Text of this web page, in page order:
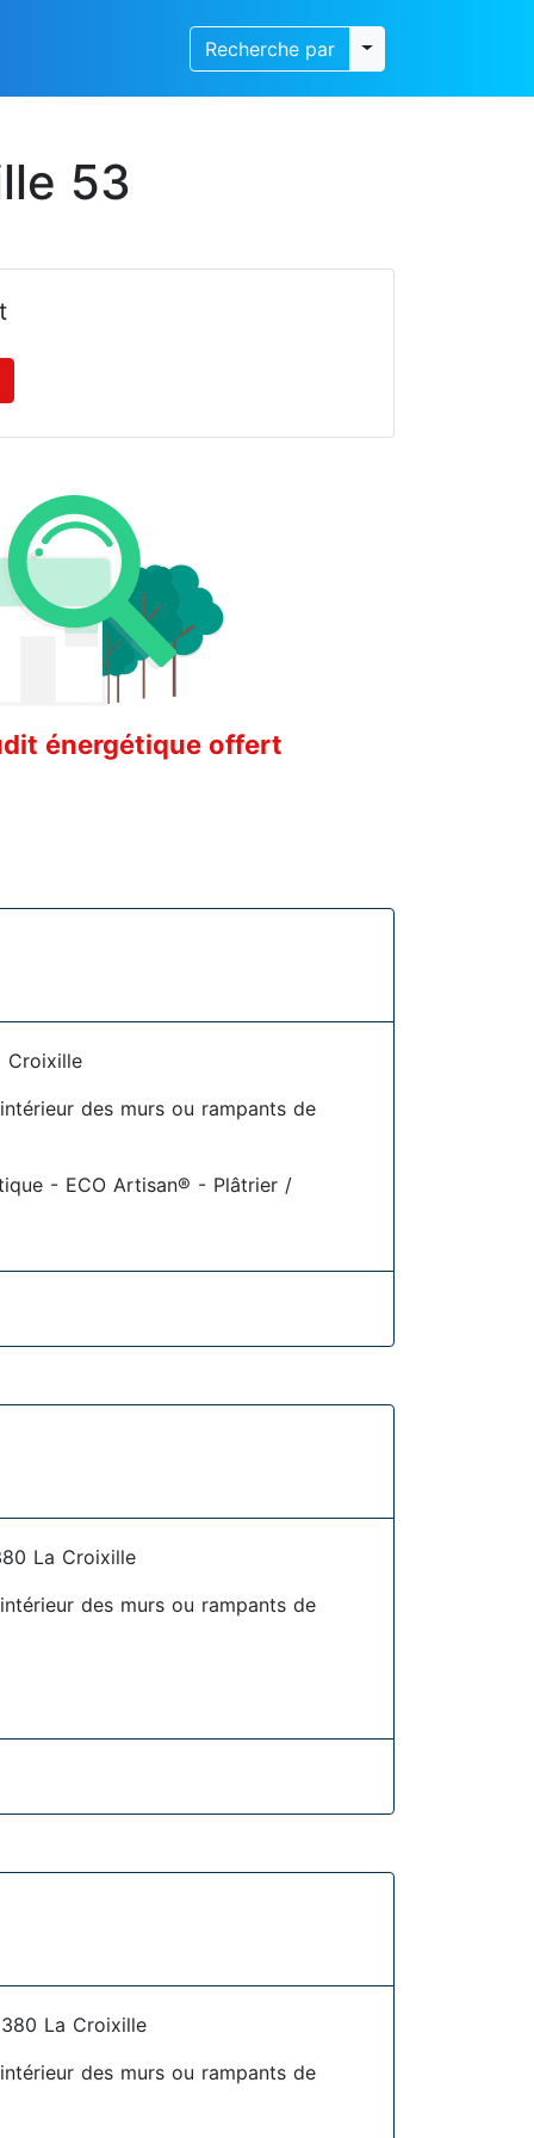
Recherche par Toggle dropdown
53
énergétique offert
Croixille
des murs ou rampants de
- ECO Artisan® - Plâtrier /
La Croixille
des murs ou rampants de
La Croixille
des murs ou rampants de